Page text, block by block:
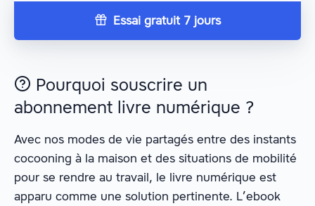
Essai gratuit 7 jours
Pourquoi souscrire un
abonnement livre numérique ?
Avec nos modes de vie partagés entre des instants
cocooning à la maison et des situations de mobilité
pour se rendre au travail, le livre numérique est
apparu comme une solution pertinente. L’ebook